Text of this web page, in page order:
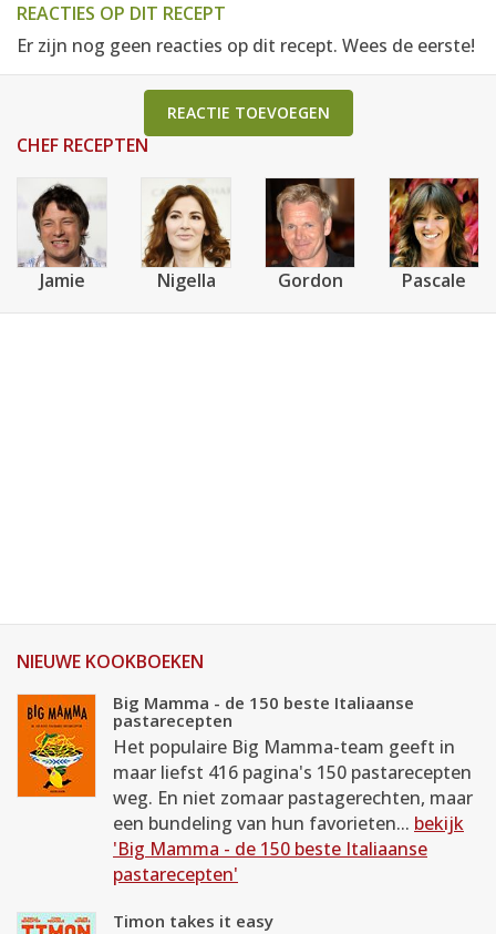
REACTIES OP DIT RECEPT
Er zijn nog geen reacties op dit recept. Wees de eerste!
REACTIE TOEVOEGEN
CHEF RECEPTEN
Jamie Nigella Gordon Pascale
NIEUWE KOOKBOEKEN
Big Mamma - de 150 beste Italiaanse
pastarecepten
Het populaire Big Mamma-team geeft in
maar liefst 416 pagina's 150 pastarecepten
weg. En niet zomaar pastagerechten, maar
een bundeling van hun favorieten... bekijk
'Big Mamma - de 150 beste Italiaanse
pastarecepten'
Timon takes it easy